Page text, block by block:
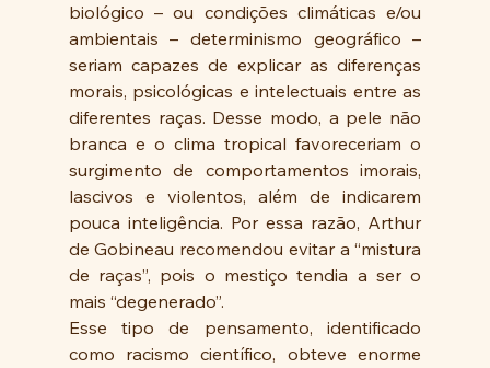
biológico – ou condições climáticas e/ou
ambientais – determinismo geográfico –
seriam capazes de explicar as diferenças
morais, psicológicas e intelectuais entre as
diferentes raças. Desse modo, a pele não
branca e o clima tropical favoreceriam o
surgimento de comportamentos imorais,
lascivos e violentos, além de indicarem
pouca inteligência. Por essa razão, Arthur
de Gobineau recomendou evitar a “mistura
de raças”, pois o mestiço tendia a ser o
mais “degenerado”.
Esse tipo de pensamento, identificado
como racismo científico, obteve enorme